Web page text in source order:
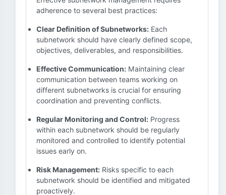
adherence to several best practices:
Clear Definition of Subnetworks: Each
subnetwork should have clearly defined scope,
objectives, deliverables, and responsibilities.
Effective Communication: Maintaining clear
communication between teams working on
different subnetworks is crucial for ensuring
coordination and preventing conflicts.
Regular Monitoring and Control: Progress
within each subnetwork should be regularly
monitored and controlled to identify potential
issues early on.
Risk Management: Risks specific to each
subnetwork should be identified and mitigated
proactively.